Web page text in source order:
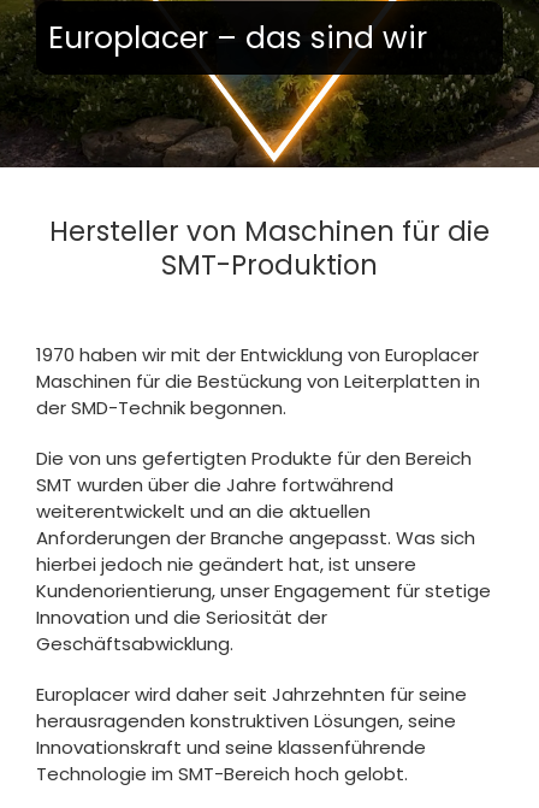
Europlacer– das sind wir
Hersteller von Maschinen für die
SMT-Produktion
1970 haben wir mit der Entwicklung von Europlacer
Maschinen für die Bestückung von Leiterplatten in
der SMD-Technik begonnen.
Die von uns gefertigten Produkte für den Bereich
SMT wurden über die Jahre fortwährend
weiterentwickelt und an die aktuellen
Anforderungen der Branche angepasst. Was sich
hierbei jedoch nie geändert hat, ist unsere
Kundenorientierung, unser Engagement für stetige
Innovation und die Seriosität der
Geschäftsabwicklung.
Europlacer wird daher seit Jahrzehnten für seine
herausragenden konstruktiven Lösungen, seine
Innovationskraft und seine klassenführende
Technologie im SMT-Bereich hoch gelobt.